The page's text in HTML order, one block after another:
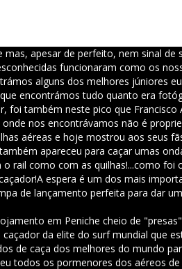
apesar de perfeito, nem sinal de
funcionaram como os
alguns dos melhores júniores
encontrámos tudo quanto era
foi também neste pico que
nos encontrávamos não é
aéreas e hoje mostrou aos seus
apareceu para caçar umas
rail como com as quilhas!...como foi
A espera é um dos mais
de lançamento perfeita para dar
em Peniche cheio de
da elite do surf mundial que
de caça dos melhores do mundo
todos os pormenores dos aéreos